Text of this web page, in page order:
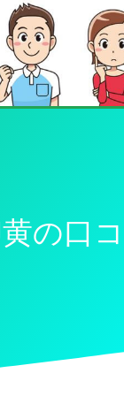
の口